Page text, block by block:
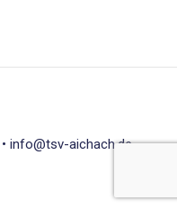
info@tsv-aichach.de